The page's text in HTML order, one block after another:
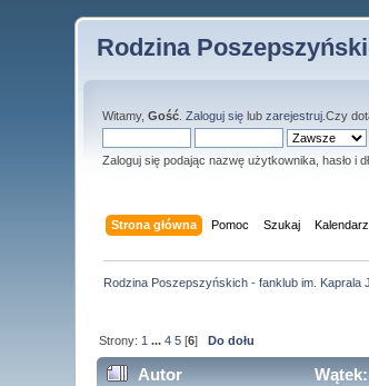
Rodzina
Witamy,Gość .Zaloguj się lubzarejestruj .Czy
Zaloguj się podając nazwę użytkownika, hasło i
Strona główna Pomoc Szukaj Kalendarz
Rodzina Poszepszyńskich - fanklub im. Kaprala
Strony: 1 ...4 5 [6]Do dołu
Autor